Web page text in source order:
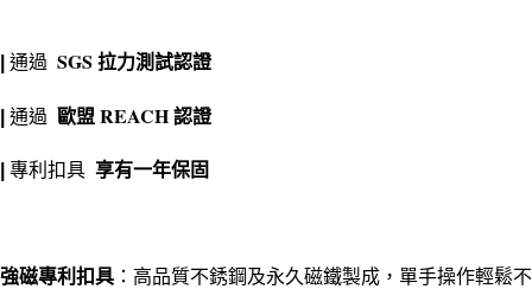
通過 SGS 拉力測試認證
通過 歐盟 REACH 認證
專利扣具 享有一年保固
強磁專利扣具 ：高品質不銹鋼及永久磁鐵製成，單手操作輕鬆不